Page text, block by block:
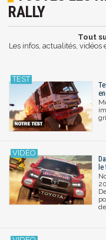
RALLY
Tout
Les infos, actualités,
le